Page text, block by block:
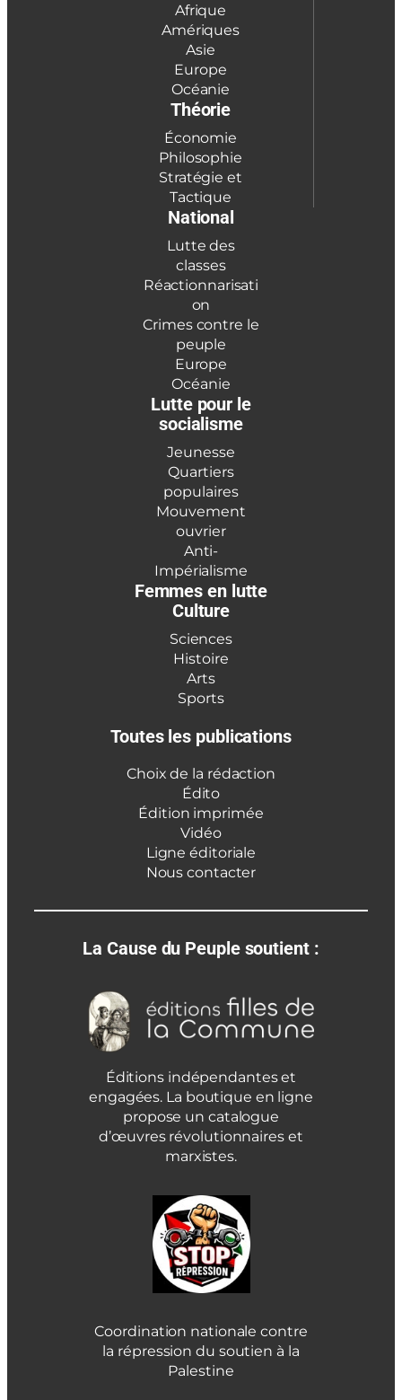
Afrique
Amériques
Asie
Europe
Océanie
Théorie
Économie
Philosophie
Stratégie et
Tactique
National
Lutte des
classes
Réactionnarisati
on
Crimes contre le
peuple
Europe
Océanie
Lutte pour le
socialisme
Jeunesse
Quartiers
populaires
Mouvement
ouvrier
Anti-
Impérialisme
Femmes en lutte
Culture
Sciences
Histoire
Arts
Sports
Toutes les publications
Choix de la rédaction
Édito
Édition imprimée
Vidéo
Ligne éditoriale
Nous contacter
La Cause du Peuple soutient :
Éditions indépendantes et
engagées. La boutique en ligne
propose un catalogue
d’œuvres révolutionnaires et
marxistes.
Coordination nationale contre
la répression du soutien à la
Palestine